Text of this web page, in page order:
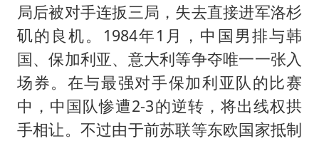
局后被对手连扳三局，失去直接进军洛杉
矶的良机。1984年1月，中国男排与韩
国、保加利亚、意大利等争夺唯一一张入
场券。在与最强对手保加利亚队的比赛
中，中国队惨遭2-3的逆转，将出线权拱
手相让。不过由于前苏联等东欧国家抵制